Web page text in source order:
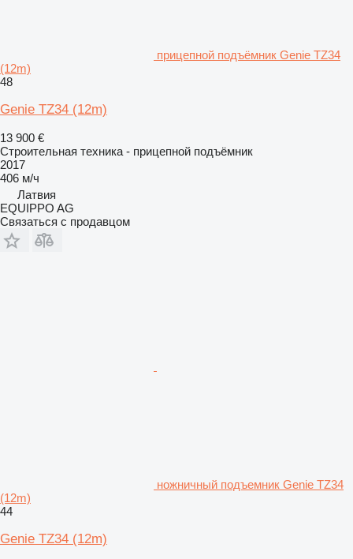
прицепной подъёмник Genie TZ34
(12m)
48
Genie TZ34 (12m)
13 900 €
Строительная техника - прицепной подъёмник
2017
406 м/ч
Латвия
EQUIPPO AG
Связаться с продавцом
ножничный подъемник Genie TZ34
(12m)
44
Genie TZ34 (12m)